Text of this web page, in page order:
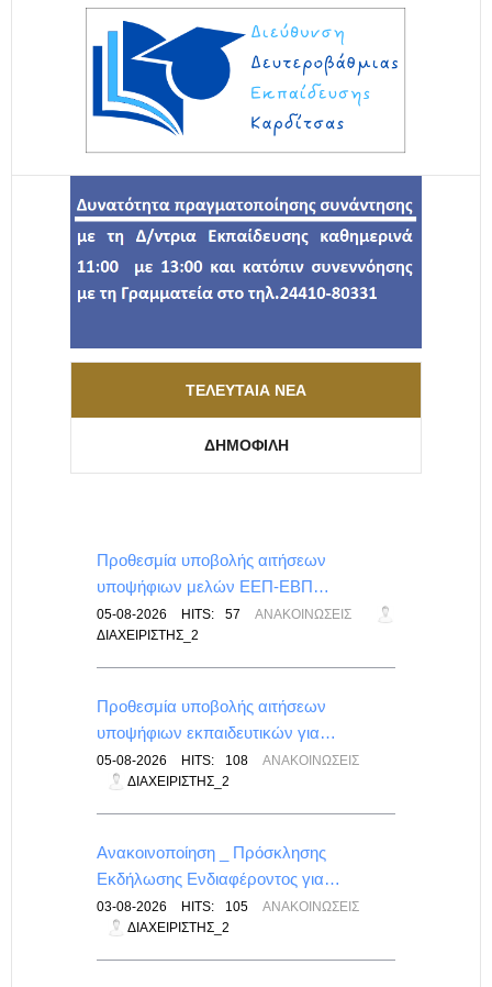
ΤΕΛΕΥΤΑΊΑ ΝΈΑ
ΔΗΜΟΦΙΛΉ
Προθεσμία υποβολής αιτήσεων
υποψήφιων μελών ΕΕΠ-ΕΒΠ…
05-08-2026 HITS: 57
ΑΝΑΚΟΙΝΏΣΕΙΣ
ΔΙΑΧΕΙΡΙΣΤΉΣ_2
Προθεσμία υποβολής αιτήσεων
υποψήφιων εκπαιδευτικών για…
05-08-2026 HITS: 108
ΑΝΑΚΟΙΝΏΣΕΙΣ
ΔΙΑΧΕΙΡΙΣΤΉΣ_2
Ανακοινοποίηση _ Πρόσκλησης
Εκδήλωσης Ενδιαφέροντος για…
03-08-2026 HITS: 105
ΑΝΑΚΟΙΝΏΣΕΙΣ
ΔΙΑΧΕΙΡΙΣΤΉΣ_2